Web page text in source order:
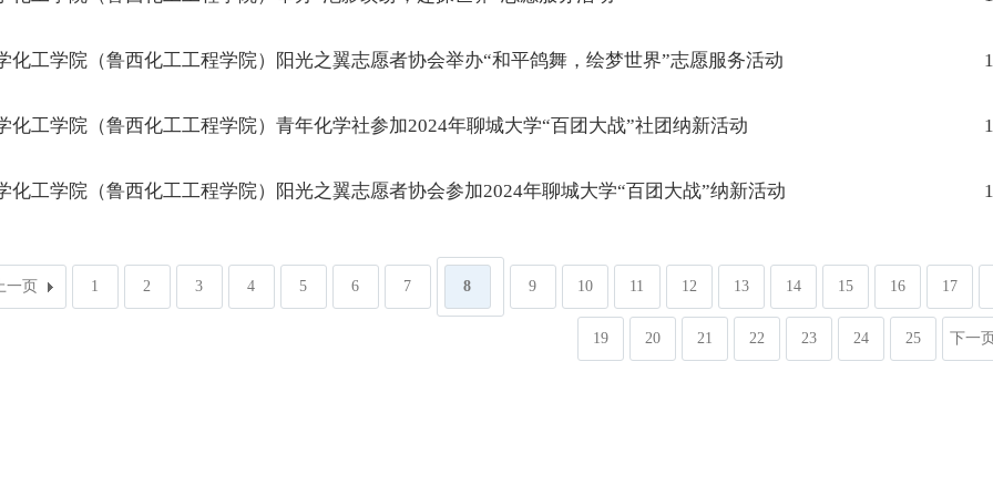
化工学院（鲁西化工工程学院）阳光之翼志愿者协会举办“和平鸽舞，绘梦世界”志愿服务活动
化工学院（鲁西化工工程学院）青年化学社参加2024年聊城大学“百团大战”社团纳新活动
化工学院（鲁西化工工程学院）阳光之翼志愿者协会参加2024年聊城大学“百团大战”纳新活动
一页 1 2 3 4 5 6 7 8 9 10 11 12 13 14 15 16 17
19 20 21 22 23 24 25 下一